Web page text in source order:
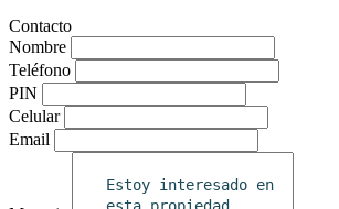
Contacto
Nombre
Teléfono
PIN
Celular
Email